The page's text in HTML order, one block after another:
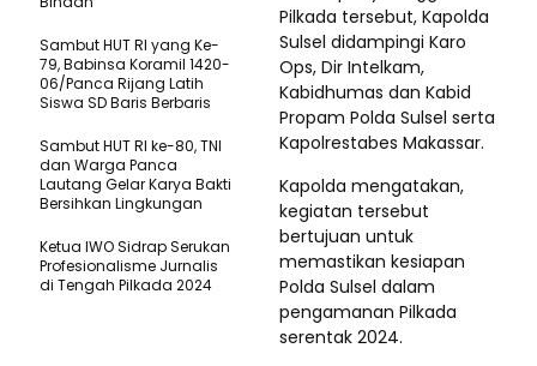
Pilkada tersebut, Kapolda
Sulsel didampingi Karo
Ops, Dir Intelkam,
Kabidhumas dan Kabid
Propam Polda Sulsel serta
Kapolrestabes Makassar.
Kapolda mengatakan,
kegiatan tersebut
bertujuan untuk
memastikan kesiapan
Polda Sulsel dalam
pengamanan Pilkada
serentak 2024.
Sambut HUT RI yang Ke-
79, Babinsa Koramil 1420-
06/Panca Rijang Latih
Siswa SD Baris Berbaris
Sambut HUT RI ke-80, TNI
dan Warga Panca
Lautang Gelar Karya Bakti
Bersihkan Lingkungan
Ketua IWO Sidrap Serukan
Profesionalisme Jurnalis
di Tengah Pilkada 2024